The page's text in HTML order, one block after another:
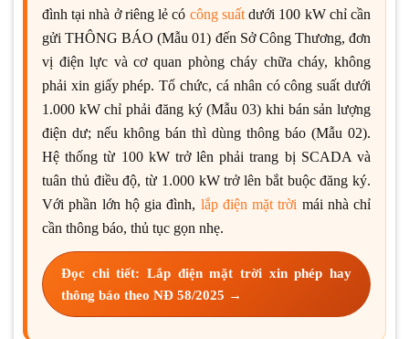
đình tại nhà ở riêng lẻ có công suấtdưới 100 kW chỉ cần
gửi THÔNG BÁO (Mẫu 01) đến Sở Công Thương, đơn
vị điện lực và cơ quan phòng cháy chữa cháy, không
phải xin giấy phép. Tổ chức, cá nhân có công suất dưới
1.000 kW chỉ phải đăng ký (Mẫu 03) khi bán sản lượng
điện dư; nếu không bán thì dùng thông báo (Mẫu 02).
Hệ thống từ 100 kW trở lên phải trang bị SCADA và
tuân thủ điều độ, từ 1.000 kW trở lên bắt buộc đăng ký.
Với phần lớn hộ gia đình, lắp điện mặt trời mái nhà chỉ
cần thông báo, thủ tục gọn nhẹ.
Đọc chi tiết: Lắp điện mặt trời xin phép hay
thông báo theo NĐ 58/2025 →